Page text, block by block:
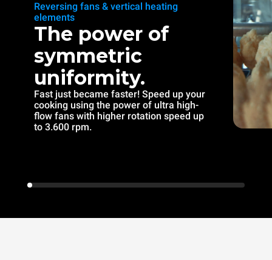
Reversing fans & vertical heating
elements
The power of
symmetric
uniformity.
Fast just became faster! Speed up your
cooking using the power of ultra high-
flow fans with higher rotation speed up
to 3.600 rpm.